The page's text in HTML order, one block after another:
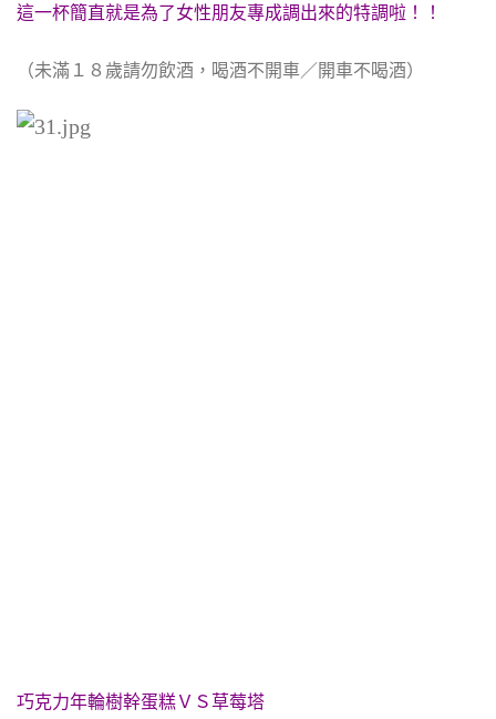
這一杯簡直就是為了女性朋友專成調出來的特調啦！！
（未滿１８歲請勿飲酒，喝酒不開車／開車不喝酒）
巧克力年輪樹幹蛋糕ＶＳ草莓塔